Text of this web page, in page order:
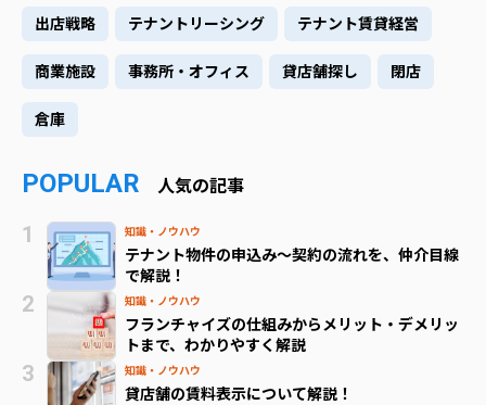
出店戦略 テナントリーシング テナント賃貸経営
商業施設 事務所・オフィス 貸店舗探し 閉店
倉庫
POPULAR 人気の記事
知識・ノウハウ
テナント物件の申込み～契約の流れを、仲介目線
で解説！
知識・ノウハウ
フランチャイズの仕組みからメリット・デメリッ
トまで、わかりやすく解説
知識・ノウハウ
貸店舗の賃料表示について解説！